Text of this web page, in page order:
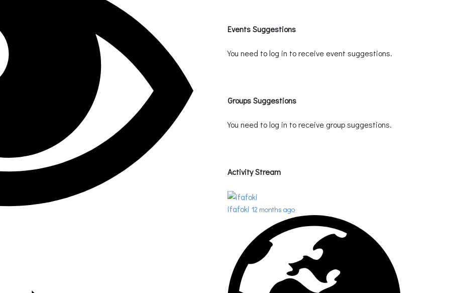
Events Suggestions
You need to log in to receive event suggestions.
Groups Suggestions
You need to log in to receive group suggestions.
Activity Stream
ifafoki 12 months ago